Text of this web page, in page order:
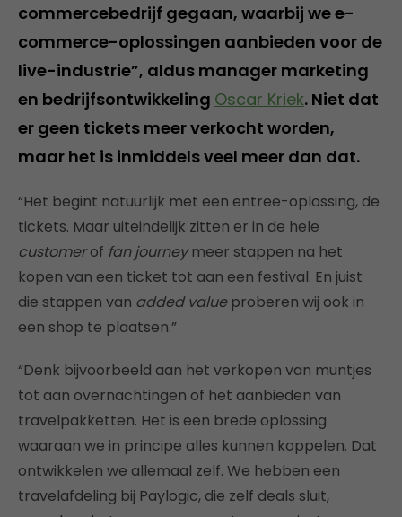
commercebedrijf gegaan, waarbij we e-
commerce-oplossingen aanbieden voor de
live-industrie”, aldus manager marketing
en bedrijfsontwikkeling Oscar Kriek. Niet dat
er geen tickets meer verkocht worden,
maar het is inmiddels veel meer dan dat.
“Het begint natuurlijk met een entree-oplossing, de
tickets. Maar uiteindelijk zitten er in de hele
customerof fan journeymeer stappen na het
kopen van een ticket tot aan een festival. En juist
die stappen van added valueproberen wij ook in
een shop te plaatsen.”
“Denk bijvoorbeeld aan het verkopen van muntjes
tot aan overnachtingen of het aanbieden van
travelpakketten. Het is een brede oplossing
waaraan we in principe alles kunnen koppelen. Dat
ontwikkelen we allemaal zelf. We hebben een
travelafdeling bij Paylogic, die zelf deals sluit,